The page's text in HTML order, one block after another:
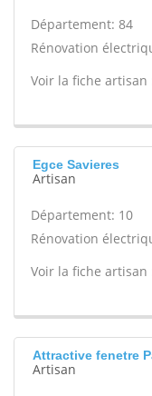
Département: 84
Rénovation
Voir la fiche artisan
Egce Savieres
Artisan
Département: 10
Rénovation
Voir la fiche artisan
Attractive fenetre
Artisan